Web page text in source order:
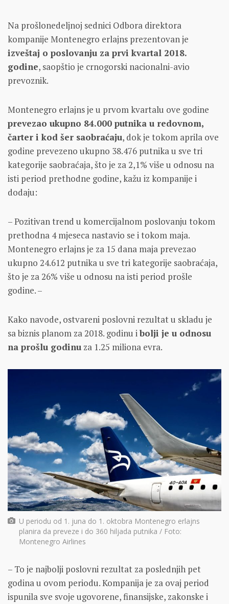
Na prošlonedeljnoj sednici Odbora direktora
kompanije Montenegro erlajns prezentovan je
izveštaj o poslovanju za prvi kvartal 2018.
godine, saopštio je crnogorski nacionalni-avio
prevoznik.
Montenegro erlajns je u prvom kvartalu ove godine
prevezao ukupno 84.000 putnika u redovnom,
čarter i kod šer saobraćaju, dok je tokom aprila ove
godine prevezeno ukupno 38.476 putnika u sve tri
kategorije saobraćaja, što je za 2,1% više u odnosu na
isti period prethodne godine, kažu iz kompanije i
dodaju:
– Pozitivan trend u komercijalnom poslovanju tokom
prethodna 4 mjeseca nastavio se i tokom maja.
Montenegro erlajns je za 15 dana maja prevezao
ukupno 24.612 putnika u sve tri kategorije saobraćaja,
što je za 26% više u odnosu na isti period prošle
godine. –
Kako navode, ostvareni poslovni rezultat u skladu je
sa biznis planom za 2018. godinu ibolji je u odnosu
na prošlu godinu za 1.25 miliona evra.
U periodu od 1. juna do 1. oktobra Montenegro erlajns
planira da preveze i do 360 hiljada putnika / Foto:
Montenegro Airlines
– To je najbolji poslovni rezultat za poslednjih pet
godina u ovom periodu. Kompanija je za ovaj period
ispunila sve svoje ugovorene, finansijske, zakonske i